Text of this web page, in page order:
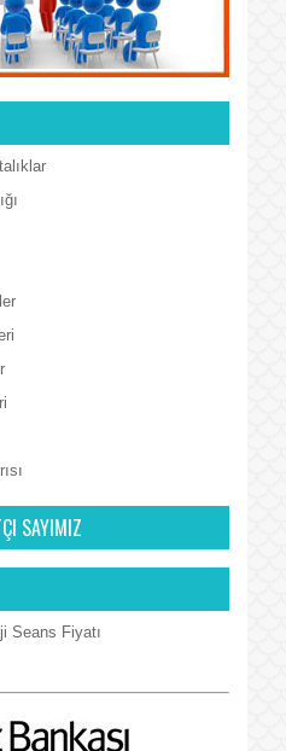
SAYIMIZ
Seans Fiyatı